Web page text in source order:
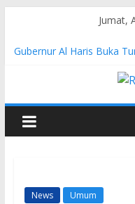
Jumat,
Gubernur Al Haris Buka
Pertamina EP Jambi
Kasus Brigadir EWS: 4
Didampingi Pengacara
FSO 115
News Umum